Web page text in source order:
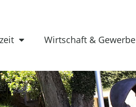
Wirtschaft & Gewerbe